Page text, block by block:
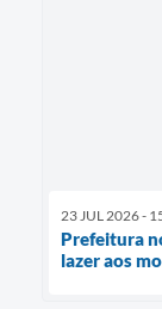
23 JUL 2026 -
Prefeitura
lazer aos